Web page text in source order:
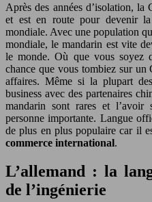
Après des années d’isolation, la
et est en route pour devenir la
mondiale. Avec une population
mondiale, le mandarin est vite
le monde. Où que vous soyez
chance que vous tombiez sur un
affaires. Même si la plupart
business avec des partenaires
mandarin sont rares et
personne importante. Langue
de plus en plus populaire car il
commerce international.
L’allemand : la
de l’ingénierie